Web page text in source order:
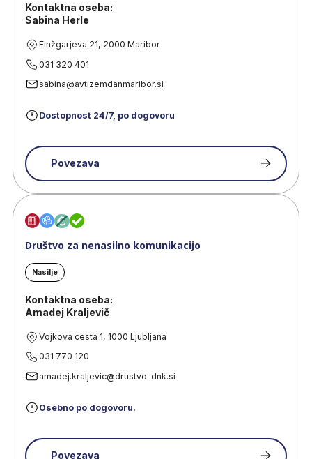
Kontaktna oseba:
Sabina Herle
Finžgarjeva 21, 2000 Maribor
031 320 401
sabina@avtizemdanmaribor.si
Dostopnost 24/7, po dogovoru
Povezava
Društvo za nenasilno komunikacijo
Nasilje
Kontaktna oseba:
Amadej Kraljevič
Vojkova cesta 1, 1000 Ljubljana
031 770 120
amadej.kraljevic@drustvo-dnk.si
Osebno po dogovoru.
Povezava